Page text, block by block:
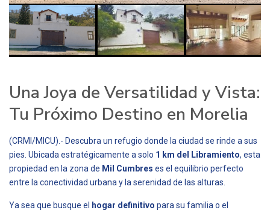
Una Joya de Versatilidad y Vista:
Tu Próximo Destino en Morelia
(CRMI/MICU).- Descubra un refugio donde la ciudad se rinde a sus
pies. Ubicada estratégicamente a solo 1 km del Libramiento, esta
propiedad en la zona de Mil Cumbres es el equilibrio perfecto
entre la conectividad urbana y la serenidad de las alturas.
Ya sea que busque el hogar definitivo para su familia o el